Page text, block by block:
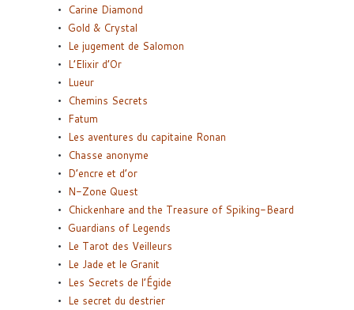
Carine Diamond
Gold & Crystal
Le jugement de Salomon
L’Elixir d’Or
Lueur
Chemins Secrets
Fatum
Les aventures du capitaine Ronan
Chasse anonyme
D’encre et d’or
N-Zone Quest
Chickenhare and the Treasure of Spiking-Beard
Guardians of Legends
Le Tarot des Veilleurs
Le Jade et le Granit
Les Secrets de l’Égide
Le secret du destrier